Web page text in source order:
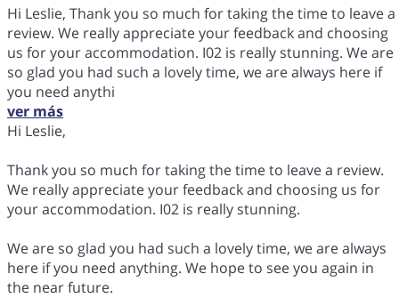
Hi Leslie, Thank you so much for taking the time to leave a
review. We really appreciate your feedback and choosing
us for your accommodation. I02 is really stunning. We are
so glad you had such a lovely time, we are always here if
you need anythi
ver más
Hi Leslie,
Thank you so much for taking the time to leave a review.
We really appreciate your feedback and choosing us for
your accommodation. I02 is really stunning.
We are so glad you had such a lovely time, we are always
here if you need anything. We hope to see you again in
the near future.